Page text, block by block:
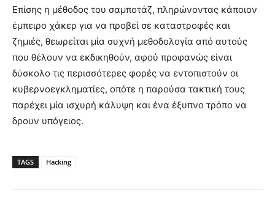
Επίσης η μέθοδος του σαμποτάζ, πληρώνοντας κάποιον
έμπειρο χάκερ για να προβεί σε καταστροφές και
ζημιές, θεωρείται μία συχνή μεθοδολογία από αυτούς
που θέλουν να εκδικηθούν, αφού προφανώς είναι
δύσκολο τις περισσότερες φορές να εντοπιστούν οι
κυβερνοεγκληματίες, οπότε η παρούσα τακτική τους
παρέχει μία ισχυρή κάλυψη και ένα έξυπνο τρόπο να
δρουν υπόγειος.
TAGS Hacking